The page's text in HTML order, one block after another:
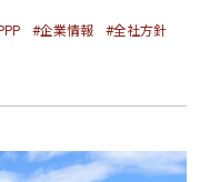
#企業情報
#全社方針